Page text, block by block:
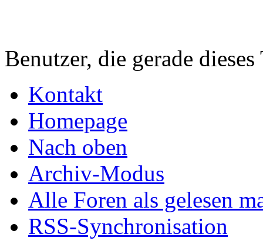
Benutzer, die gerade
Kontakt
Homepage
Nach oben
Archiv-Modus
Alle Foren als gelesen
RSS-Synchronisation